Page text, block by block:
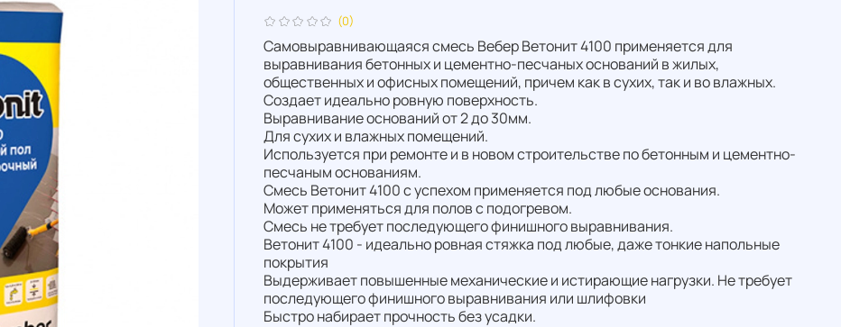
(0)
Самовыравнивающаяся смесь Вебер Ветонит 4100 применяется для
выравнивания бетонных и цементно-песчаных оснований в жилых,
общественных и офисных помещений, причем как в сухих, так и во влажных.
Создает идеально ровную поверхность.
Выравнивание оснований от 2 до 30мм.
Для сухих и влажных помещений.
Используется при ремонте и в новом строительстве по бетонным и цементно-
песчаным основаниям.
Смесь Ветонит 4100 с успехом применяется под любые основания.
Может применяться для полов с подогревом.
Смесь не требует последующего финишного выравнивания.
Ветонит 4100 - идеально ровная стяжка под любые, даже тонкие напольные
покрытия
Выдерживает повышенные механические и истирающие нагрузки. Не требует
последующего финишного выравнивания или шлифовки
Быстро набирает прочность без усадки.